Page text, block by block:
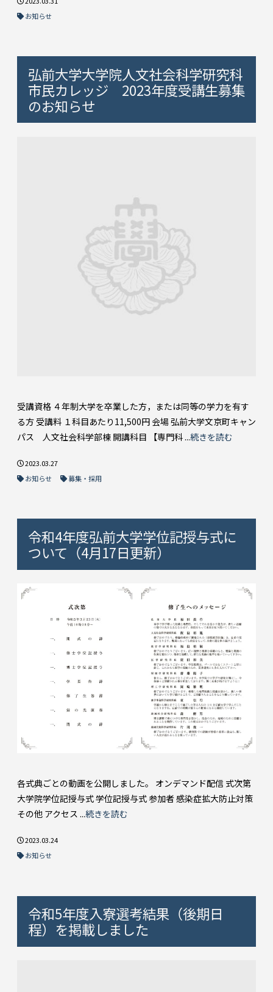
お知らせ
弘前大学大学院人文社会科学研究科
市民カレッジ 2023年度受講生募集
のお知らせ
受講資格 ４年制大学を卒業した方，または同等の学力を有す
る方 受講料 １科目あたり11,500円 会場 弘前大学文京町キャン
パス 人文社会科学部棟 開講科目 【専門科 ...続きを読む
2023.03.27
お知らせ
募集・採用
令和4年度弘前大学学位記授与式に
ついて（4月17日更新）
各式典ごとの動画を公開しました。 オンデマンド配信 式次第
大学院学位記授与式 学位記授与式 参加者 感染症拡大防止対策
その他 アクセス ...続きを読む
2023.03.24
お知らせ
令和5年度入寮選考結果（後期日
程）を掲載しました